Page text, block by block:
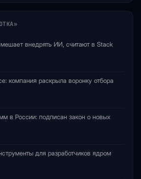
внедрять ИИ, считают в Stack
компания раскрыла воронку отбора
в России: подписан закон о новых
для разработчиков ядром